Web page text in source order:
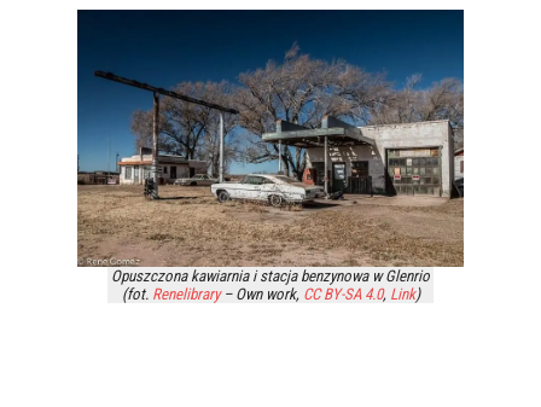
Opuszczona kawiarnia i stacja benzynowa w Glenrio
(fot. Renelibrary– Own work, CC BY-SA 4.0, Link)